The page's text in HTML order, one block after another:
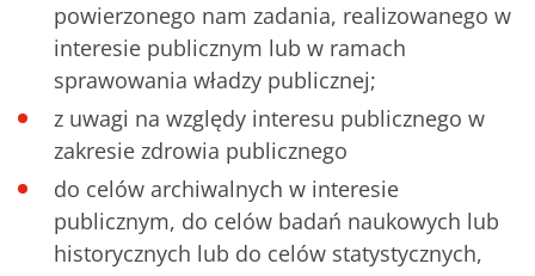
powierzonego nam zadania, realizowanego w
interesie publicznym lub w ramach
sprawowania władzy publicznej;
z uwagi na względy interesu publicznego w
zakresie zdrowia publicznego
do celów archiwalnych w interesie
publicznym, do celów badań naukowych lub
historycznych lub do celów statystycznych,